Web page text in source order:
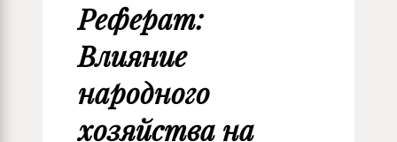
Реферат:
Влияние
народного
хозяйства на